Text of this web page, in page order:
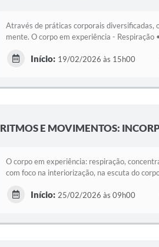
Através de práticas corporais diversificadas,
mente. O corpo em experiência -
Início: 19/02/2026 às 15h00
RITMOS E MOVIMENTOS:
O corpo em experiência: respiração,
com foco na interiorização, na escuta do
Início: 25/02/2026 às 09h00